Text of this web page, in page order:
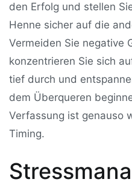
den Erfolg und stellen
Henne sicher auf die
Vermeiden Sie negative
konzentrieren Sie sich
tief durch und
dem Überqueren
Verfassung ist genauso
Timing.